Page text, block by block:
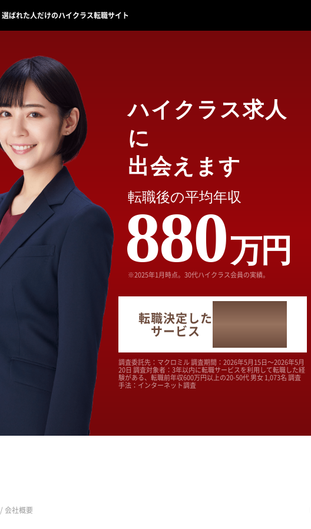
選ばれた人だけのハイクラス転職サイト
ハイクラス求人
に
出会えます
転職後の平均年収
880万円
※2025年1月時点。30代ハイクラス会員の実績。
転職決定した
サービス No.1
調査委託先：マクロミル 調査期間：2026年5月15日～2026年5月
20日 調査対象者：3年以内に転職サービスを利用して転職した経
験がある、転職前年収600万円以上の20-50代 男女 1,073名 調査
手法：インターネット調査
/会社概要